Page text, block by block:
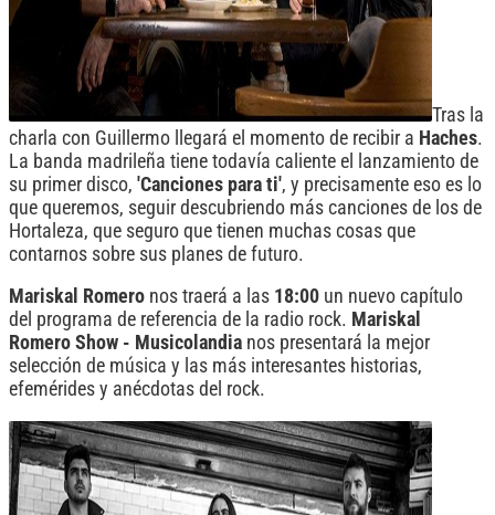
Tras la
charla con Guillermo llegará el momento de recibir a Haches.
La banda madrileña tiene todavía caliente el lanzamiento de
su primer disco, 'Canciones para ti', y precisamente eso es lo
que queremos, seguir descubriendo más canciones de los de
Hortaleza, que seguro que tienen muchas cosas que
contarnos sobre sus planes de futuro.
Mariskal Romero nos traerá a las 18:00 un nuevo capítulo
del programa de referencia de la radio rock. Mariskal
Romero Show - Musicolandia nos presentará la mejor
selección de música y las más interesantes historias,
efemérides y anécdotas del rock.